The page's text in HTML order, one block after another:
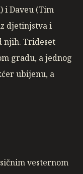
i Daveu (Tim
djetinjstva i
njih. Trideset
gradu, a jednog
ubijenu, a
vesternom